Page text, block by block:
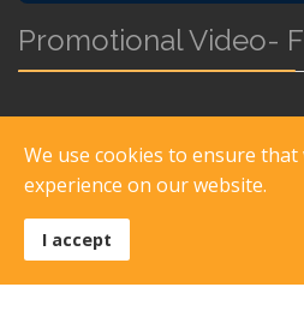
Promotional Video-
We use cookies to ensure
experience on our website.
I accept